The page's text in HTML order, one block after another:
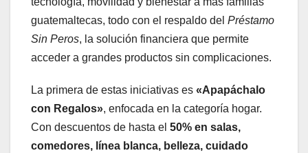
guatemaltecas, todo con el respaldo del Préstamo
Sin Peros, la solución financiera que permite
acceder a grandes productos sin complicaciones.
La primera de estas iniciativas es «Apapáchalo
con Regalos», enfocada en la categoría hogar.
Con descuentos de hasta el 50% en salas,
comedores, línea blanca, belleza, cuidado